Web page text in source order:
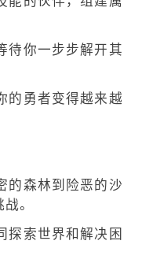
待你一步步解开其
的勇者变得越来越
的森林到险恶的沙
。
探索世界和解决困